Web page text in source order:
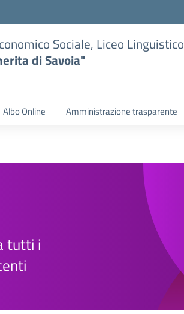
Sociale, Liceo Linguistico
di Savoia"
Albo Online Amministrazione trasparente
tutti i